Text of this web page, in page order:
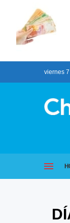
viernes